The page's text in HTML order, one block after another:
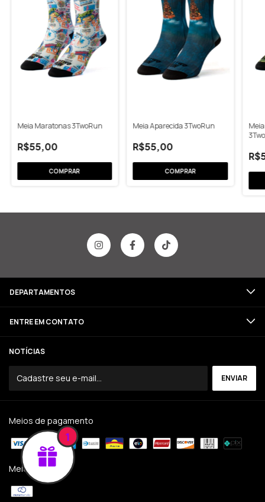
Meia Maratonas 3TwoRun
R$55,00
Meia Aparecida 3TwoRun
R$55,00
DEPARTAMENTOS
ENTRE EM CONTATO
NOTÍCIAS
Meios de pagamento
Meios de envio
1